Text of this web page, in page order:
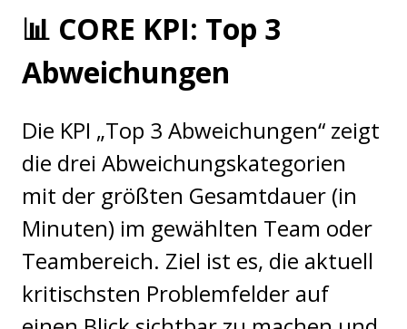
📊 CORE KPI: Top 3
Abweichungen
Die KPI „Top 3 Abweichungen“ zeigt
die drei Abweichungskategorien
mit der größten Gesamtdauer (in
Minuten) im gewählten Team oder
Teambereich. Ziel ist es, die aktuell
kritischsten Problemfelder auf